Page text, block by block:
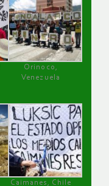
Orinoco,
Venezuela
Caimanes, Chile